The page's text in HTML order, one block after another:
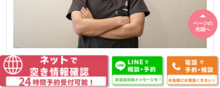
はじめまして 院長の岡本幸士(おかもと こうじ)と申し
ます。
ページの
先頭へ